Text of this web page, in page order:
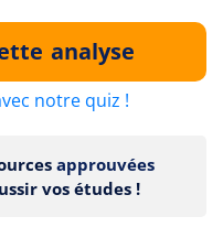
analyse
notre quiz !
approuvées
vos études !